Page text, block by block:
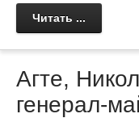
Читать ...
Агте,
генерал-